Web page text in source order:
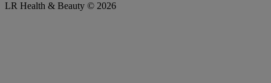
LR Health & Beauty © 2026